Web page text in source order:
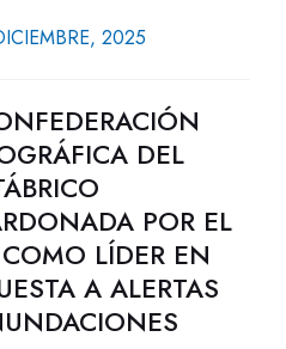
2025
DEL
POR EL
LÍDER EN
A ALERTAS